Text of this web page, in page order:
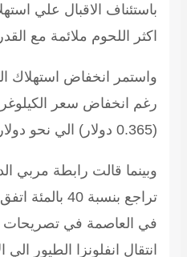
باستئناف الاقبال علي
اكثر اللحوم ملائمة مع
واستمر انخفاض استهلاك
(0.365 دولار) الي نحو دولارين
وبينما قالت رابطة مربي
تراجع بنسبة 40
في العاصمة في تصريحات
انتقال انفلونزا الطيور